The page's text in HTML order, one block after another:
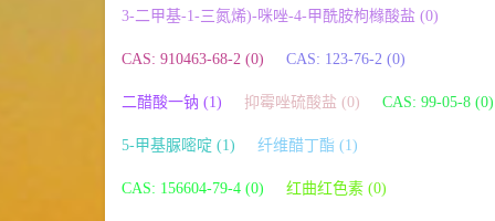
3-二甲基-1-三氮烯)-咪唑-4-甲酰胺枸橼酸盐 (0)
CAS: 910463-68-2 (0) CAS: 123-76-2 (0)
二醋酸一钠 (1) 抑霉唑硫酸盐 (0) CAS: 99-05-8 (0)
5-甲基脲嘧啶 (1) 纤维醋丁酯 (1)
CAS: 156604-79-4 (0) 红曲红色素 (0)